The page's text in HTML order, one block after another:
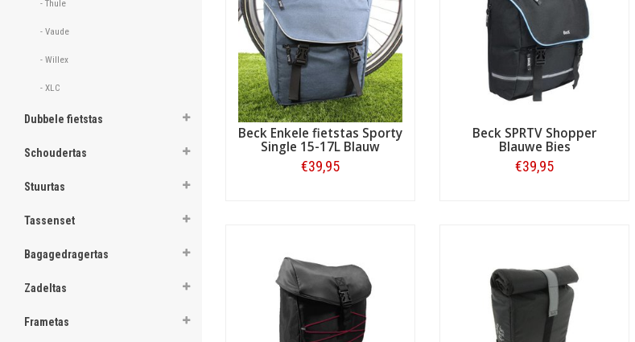
- Thule
- Vaude
- Willex
- XLC
Dubbele fietstas
Schoudertas
Stuurtas
Tassenset
Bagagedragertas
Zadeltas
Frametas
ghost
ghost
ghost
ghost
ghost
ghost
ghost
Beck Enkele fietstas Sporty
Single 15-17L Blauw
€39,95
Beck SPRTV Shopper
Blauwe Bies
€39,95